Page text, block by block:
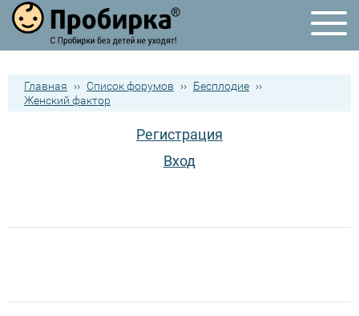
Главная ›› Список форумов ›› Бесплодие ››
Женский фактор
Регистрация
Вход